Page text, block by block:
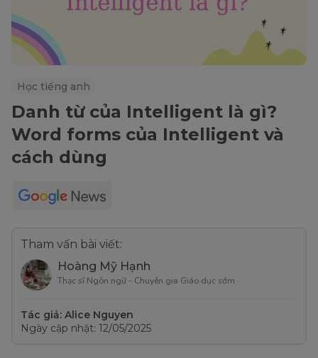
Học tiếng anh
Danh từ của Intelligent là gì?
Word forms của Intelligent và
cách dùng
Tham vấn bài viết:
Hoàng Mỹ Hạnh
Thạc sĩ Ngôn ngữ - Chuyên gia Giáo dục sớm
Tác giả: Alice Nguyen
Ngày cập nhật: 12/05/2025